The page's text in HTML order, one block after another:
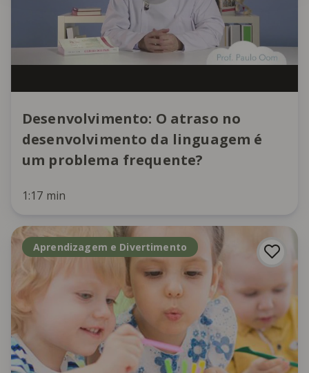
Desenvolvimento: O atraso no
desenvolvimento da linguagem é
um problema frequente?
1:17 min
Aprendizagem e Divertimento